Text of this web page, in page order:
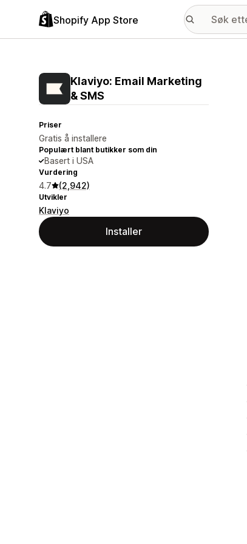
Shopify App Store
Klaviyo: Email Marketing
& SMS
Priser
Gratis å installere
Populært blant butikker som din
Basert i USA
Vurdering
4.7 (2,942)
Utvikler
Klaviyo
Installer